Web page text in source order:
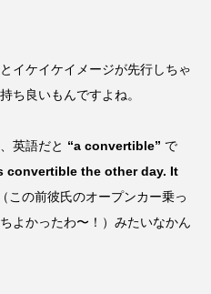
イケイケイメージが先行しちゃ
ち良いもんですよね。
英語だと “a convertible” で
convertible the other day. It
（この前彼氏のオープンカー乗っ
よかったわ〜！）みたいなかん